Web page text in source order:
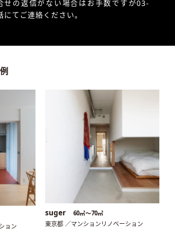
せの返信がない場合はお手数ですが03-
てご連絡ください。
ョン
suger 60㎡〜70㎡
東京都 ／マンションリノベーション